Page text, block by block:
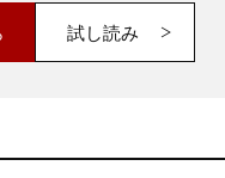
試し読み